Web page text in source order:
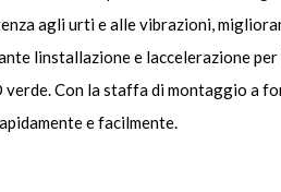
agli urti e alle vibrazioni,
linstallazione e laccelerazione
Con la staffa di montaggio a
e facilmente.